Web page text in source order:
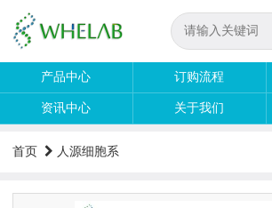
产品中心 订购流程
资讯中心 关于我们
首页 人源细胞系